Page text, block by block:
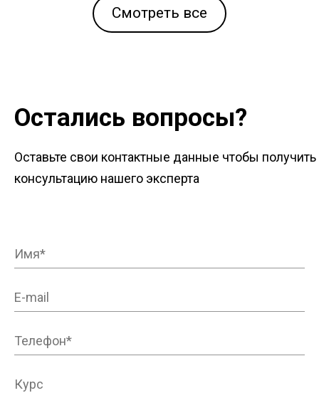
Смотреть все
Остались вопросы?
Оставьте свои контактные данные чтобы
консультацию нашего эксперта